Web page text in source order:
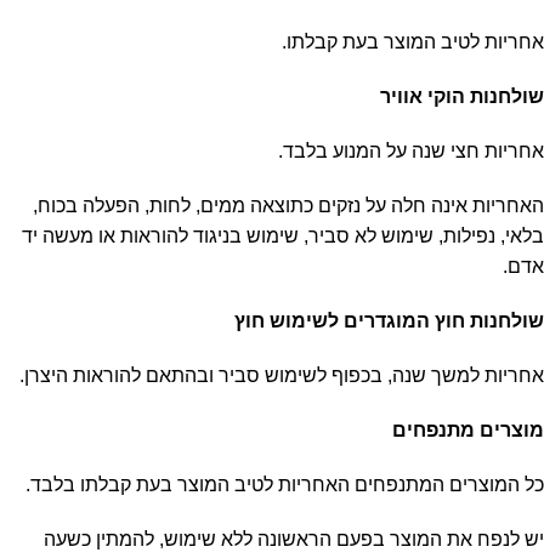
אחריות לטיב המוצר בעת קבלתו.
שולחנות הוקי אוויר
אחריות חצי שנה על המנוע בלבד.
האחריות אינה חלה על נזקים כתוצאה ממים, לחות, הפעלה בכוח,
בלאי, נפילות, שימוש לא סביר, שימוש בניגוד להוראות או מעשה יד
אדם.
שולחנות חוץ המוגדרים לשימוש חוץ
אחריות למשך שנה, בכפוף לשימוש סביר ובהתאם להוראות היצרן.
מוצרים מתנפחים
כל המוצרים המתנפחים האחריות לטיב המוצר בעת קבלתו בלבד.
יש לנפח את המוצר בפעם הראשונה ללא שימוש, להמתין כשעה